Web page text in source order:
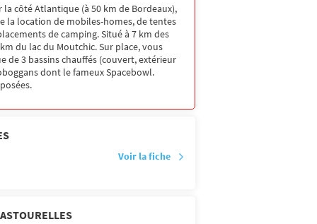
la côté Atlantique (à 50 km de Bordeaux),
la location de mobiles-homes, de tentes
de camping. Situé à 7 km des
du lac du Moutchic. Sur place, vous
de 3 bassins chauffés (couvert, extérieur
dont le fameux Spacebowl.
Voir la fiche